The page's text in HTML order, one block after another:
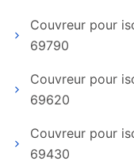
Couvreur pour
69790
Couvreur pour
69620
Couvreur pour
69430